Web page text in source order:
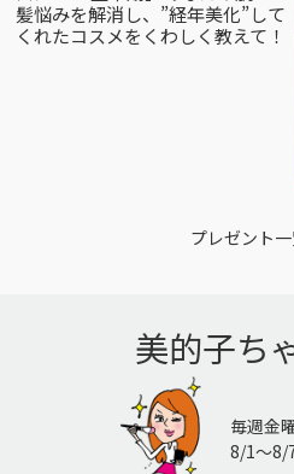
髪悩みを解消し、”経年美化”して
くれたコスメをくわしく教えて！
プレゼント
美的子ち
毎週金
8/1〜8/